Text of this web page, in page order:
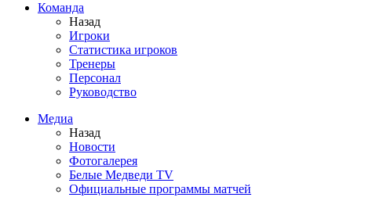
Команда
Назад
Игроки
Статистика игроков
Тренеры
Персонал
Руководство
Медиа
Назад
Новости
Фотогалерея
Белые Медведи TV
Официальные программы матчей